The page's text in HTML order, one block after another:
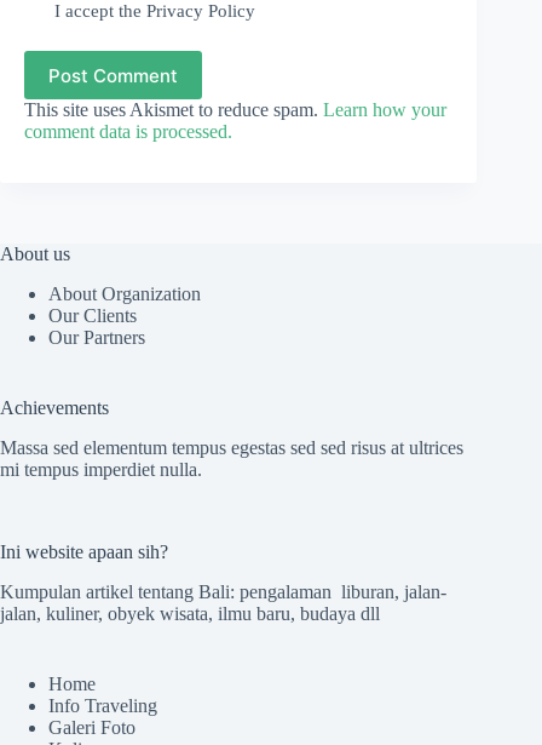
I accept thePrivacy Policy
Post Comment
This site uses Akismet to reduce spam. Learn how your
comment data is processed.
About us
About Organization
Our Clients
Our Partners
Achievements
Massa sed elementum tempus egestas sed sed risus at ultrices
mi tempus imperdiet nulla.
Ini website apaan sih?
Kumpulan artikel tentang Bali: pengalaman liburan, jalan-
jalan, kuliner, obyek wisata, ilmu baru, budaya dll
Home
Info Traveling
Galeri Foto